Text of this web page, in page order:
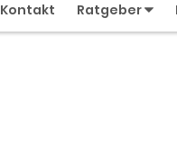
Kontakt Ratgeber